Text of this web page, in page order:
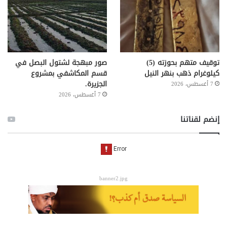
توقيف متهم بحوزته (5)
كيلوغرام ذهب بنهر النيل
7 أغسطس، 2026
صور مبهجة لشتول البصل في
قسم المكاشفي بمشروع
الجزيرة.
7 أغسطس، 2026
إنضم لقناتنا
banner2.jpg